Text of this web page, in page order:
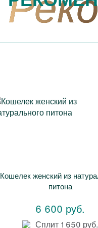
Кошелек женский из
питона
6 600 руб.
Сплит 1 650 руб.